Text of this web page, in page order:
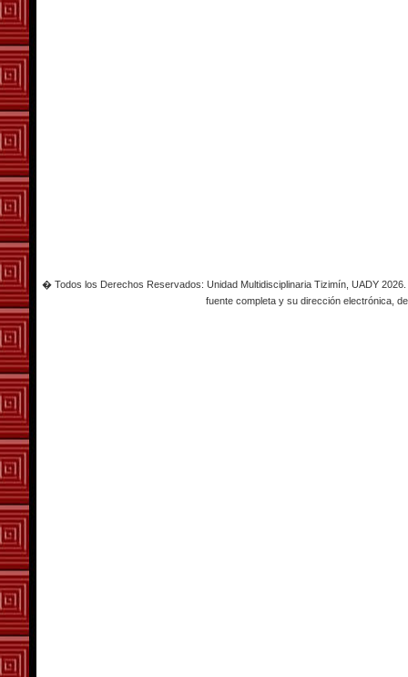
� Todos los Derechos Reservados: Unidad Multidisciplinaria Tizimín, UADY
fuente completa y su dirección electrónica,